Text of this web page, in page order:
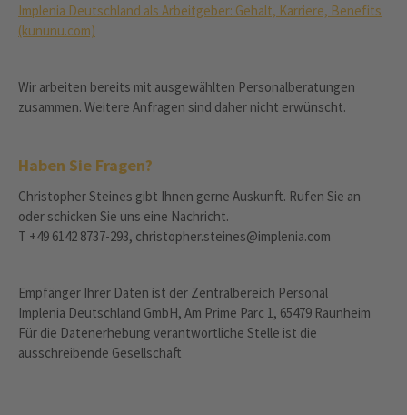
Implenia Deutschland als Arbeitgeber: Gehalt, Karriere, Benefits
(kununu.com)
Wir arbeiten bereits mit ausgewählten Personalberatungen
zusammen. Weitere Anfragen sind daher nicht erwünscht.
Haben Sie Fragen?
Christopher Steines gibt Ihnen gerne Auskunft. Rufen Sie an
oder schicken Sie uns eine Nachricht.
T +49 6142 8737-293, christopher.steines@implenia.com
Empfänger Ihrer Daten ist der Zentralbereich Personal
Implenia Deutschland GmbH, Am Prime Parc 1, 65479 Raunheim
Für die Datenerhebung verantwortliche Stelle ist die
ausschreibende Gesellschaft